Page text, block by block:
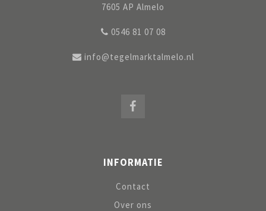
7605 AP Almelo
0546 81 07 08
info@tegelmarktalmelo.nl
INFORMATIE
Contact
Over ons